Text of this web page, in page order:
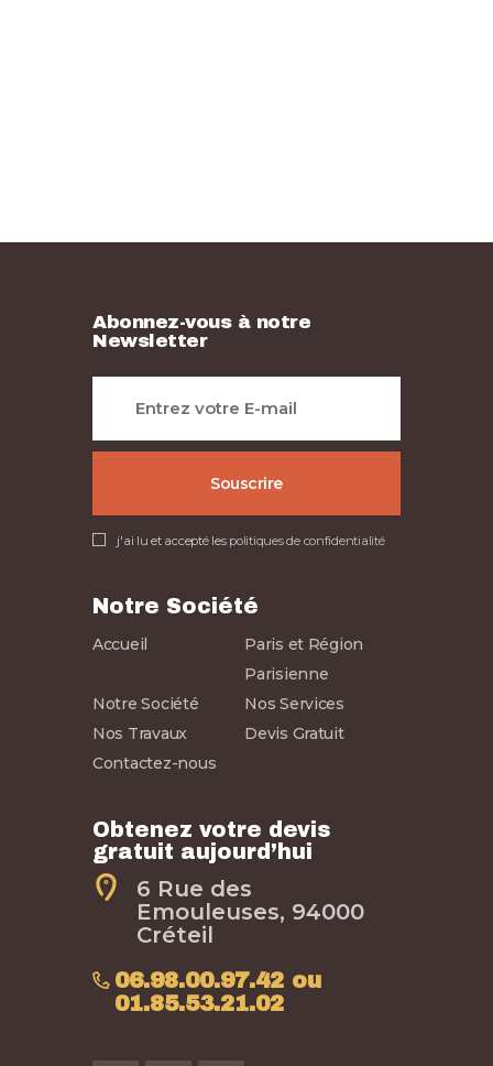
Abonnez-vous à notre
Newsletter
j'ai lu et accepté les politiques de confidentialité
Notre Société
Accueil
Paris et Région
Parisienne
Notre Société
Nos Services
Nos Travaux
Devis Gratuit
Contactez-nous
Obtenez votre devis
gratuit aujourd’hui
6 Rue des
Emouleuses, 94000
Créteil
06.98.00.97.42 ou
01.85.53.21.02